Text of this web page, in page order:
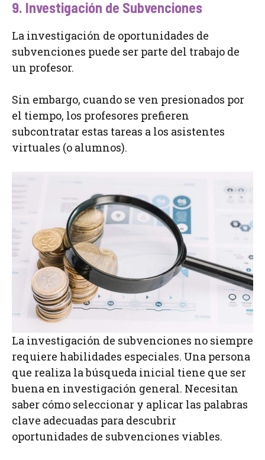
9. Investigación de Subvenciones
La investigación de oportunidades de
subvenciones puede ser parte del trabajo de
un profesor.
Sin embargo, cuando se ven presionados por
el tiempo, los profesores prefieren
subcontratar estas tareas a los asistentes
virtuales (o alumnos).
La investigación de subvenciones no siempre
requiere habilidades especiales. Una persona
que realiza la búsqueda inicial tiene que ser
buena en investigación general. Necesitan
saber cómo seleccionar y aplicar las palabras
clave adecuadas para descubrir
oportunidades de subvenciones viables.